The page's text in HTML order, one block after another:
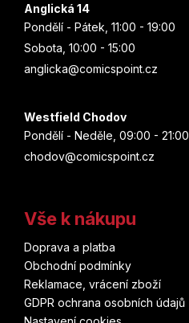
Anglická 14
Pondělí - Pátek, 11:00 - 19:00
Sobota, 10:00 - 15:00
anglicka@comicspoint.cz
Westfield Chodov
Pondělí - Neděle, 09:00 - 21:00
chodov@comicspoint.cz
Vše k nákupu
Doprava a platba
Obchodní podmínky
Reklamace, vrácení zboží
GDPR ochrana osobních údajů